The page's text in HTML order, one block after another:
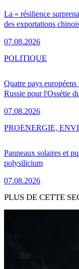
La « résilience
des exportations
07.08.2026
Quatre pays
Russie pour l'Ossétie
07.08.2026
POLITIQUE
Panneaux solaires et
polysilicium
07.08.2026
PROENERGIE,
PLUS DE CETTE